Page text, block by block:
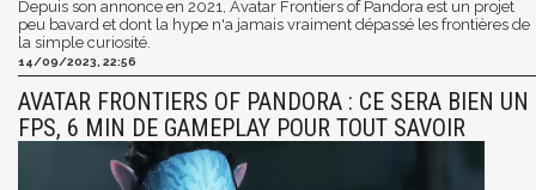
Depuis son annonce en 2021, Avatar Frontiers of Pandora est un projet
peu bavard et dont la hype n'a jamais vraiment dépassé les frontières de
la simple curiosité.
14/09/2023, 22:56
AVATAR FRONTIERS OF PANDORA : CE SERA BIEN UN
FPS, 6 MIN DE GAMEPLAY POUR TOUT SAVOIR